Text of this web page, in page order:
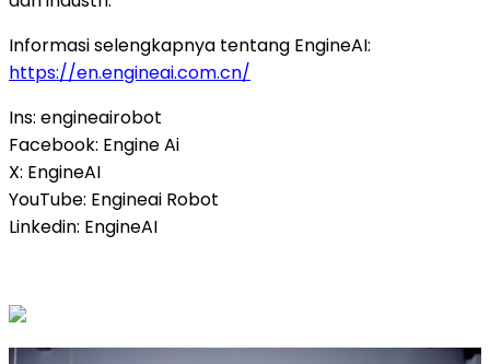
Informasi selengkapnya tentang EngineAI:
https://en.engineai.com.cn/
Ins: engineairobot
Facebook: Engine Ai
X: EngineAI
YouTube: Engineai Robot
Linkedin: EngineAI